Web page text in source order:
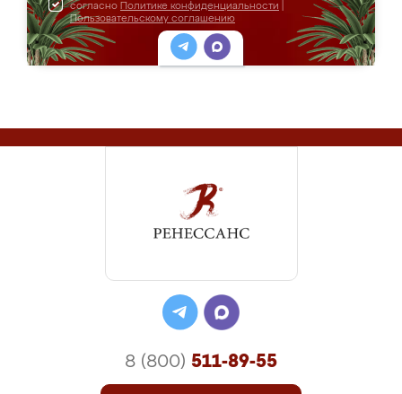
согласно Политике конфиденциальности
Пользовательскому соглашению
8 (800) 511-89-55